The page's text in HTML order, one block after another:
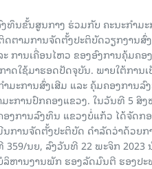
ທຶນຂັ້ນສູນກາງ ຮ່ວມກັບ ຄະນະກໍາມະ
ຕາມການຈັດຕັ້ງປະຕິບັດວຽກງານສົ່
ການເຄື່ອນໄຫວ ຂອງອົງການຄຸ້ມຄອ
ດໃຊ້ມາຮອດປັດຈຸບັນ. ພາຍໃຕ້ການເ
ມະການສົ່ງເສີມ ແລະ ຄຸ້ມຄອງການລົ
ະການປົກຄອງແຂວງ. ໃນວັນທີ 5 ສິງ
ງການລົງທຶນ ແຂວງບໍ່ແກ້ວ ໄດ້ຈັດກ
ການຈັດຕັ້ງປະຕິບັດ ດຳລັດວ່າດ້ວຍກ
359/ນຍ, ລົງວັນທີ 22 ພະຈິກ 2023
ລິຫານງານພັກ ຮອງລັດມົນຕີ ຮອງປະ